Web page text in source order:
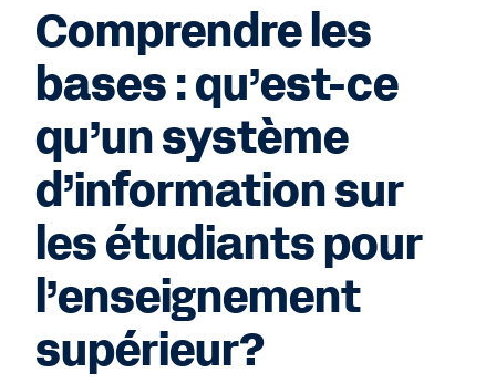
Ressources
Nous contacter
Comprendre les
bases : qu’est-ce
qu’un système
d’information sur
les étudiants pour
l’enseignement
supérieur?